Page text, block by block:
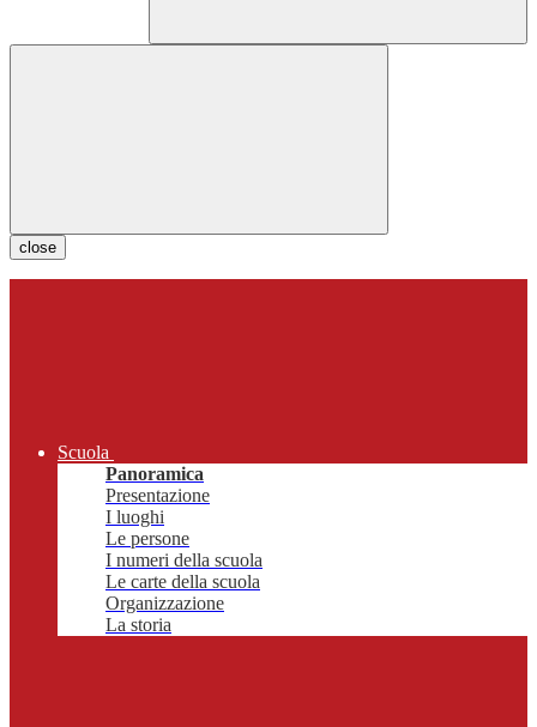
close
Scuola
Panoramica
Presentazione
I luoghi
Le persone
I numeri della scuola
Le carte della scuola
Organizzazione
La storia